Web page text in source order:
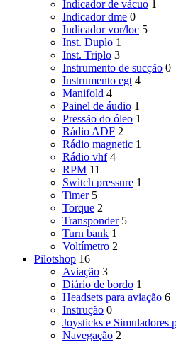
Indicador de vácuo 1
Indicador dme 0
Indicador vor/loc 5
Inst. Duplo 1
Inst. Triplo 3
Instrumento de sucção 0
Instrumento egt 4
Manifold 4
Painel de áudio 1
Pressão do óleo 1
Rádio ADF 2
Rádio magnetic 1
Rádio vhf 4
RPM 11
Switch pressure 1
Timer 5
Torque 2
Transponder 5
Turn bank 1
Voltímetro 2
Pilotshop 16
Aviação 3
Diário de bordo 1
Headsets para aviação 6
Instrução 0
Joysticks e Simuladores
Navegação 2